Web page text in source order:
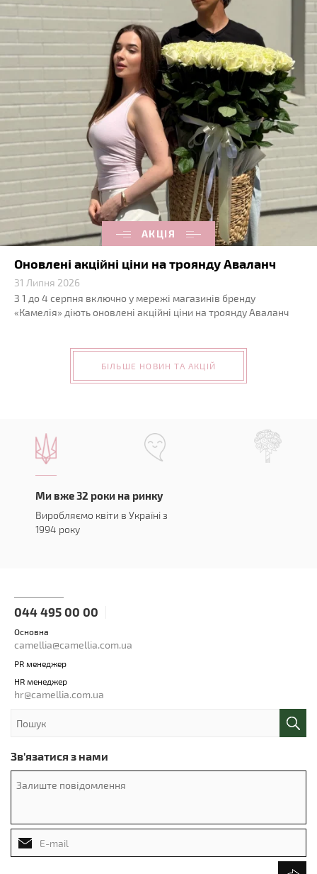
АКЦІЯ
Оновлені акційні ціни на троянду Аваланч
31 Липня 2026
З 1 до 4 серпня включно у мережі магазинів бренду
«Камелія» діють оновлені акційні ціни на троянду Аваланч
БІЛЬШЕ НОВИН ТА АКЦІЙ
Ми вже 32 роки на ринку
Виробляємо квіти в Україні з
1994 року
044 495 00 00
Основна
camellia@camellia.com.ua
PR менеджер
HR менеджер
hr@camellia.com.ua
Зв'язатися з нами